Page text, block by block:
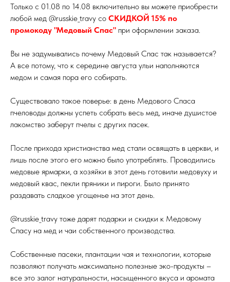
Только с 01.08 по 14.08 включительно вы можете приобрести
любой мед @russkie_travy со СКИДКОЙ 15% по
промокоду "Медовый Спас" при оформлении заказа.
Вы не задумывались почему Медовый Спас так называется?
А все потому, что к середине августа ульи наполняются
медом и самая пора его собирать.
Существовало такое поверье: в день Медового Спаса
пчеловоды должны успеть собрать весь мед, иначе душистое
лакомство заберут пчелы с других пасек.
После прихода христианства мед стали освящать в церкви, и
лишь после этого его можно было употреблять. Проводились
медовые ярмарки, а хозяйки в этот день готовили медовуху и
медовый квас, пекли пряники и пироги. Было принято
раздавать сладкое угощенье на этот день.
@russkie_travy тоже дарят подарки и скидки к Медовому
Спасу на мед и чаи собственного производства.
Собственные пасеки, плантации чая и технологии, которые
позволяют получать максимально полезные эко-продукты –
все это залог натуральности, насыщенного вкуса и аромата